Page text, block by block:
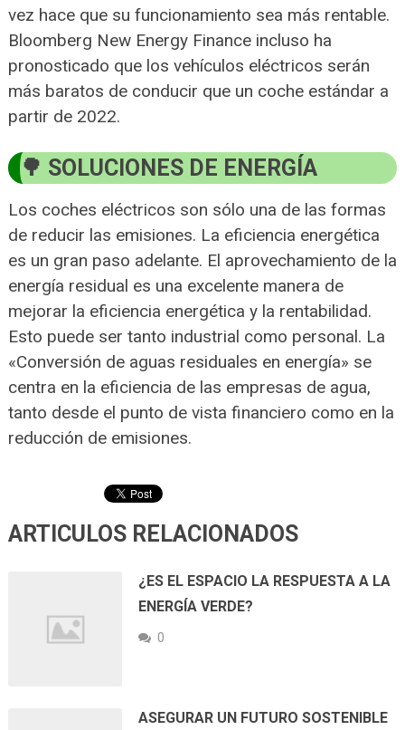
vez hace que su funcionamiento sea más rentable.
Bloomberg New Energy Finance incluso ha
pronosticado que los vehículos eléctricos serán
más baratos de conducir que un coche estándar a
partir de 2022.
SOLUCIONES DE ENERGÍA
Los coches eléctricos son sólo una de las formas
de reducir las emisiones. La eficiencia energética
es un gran paso adelante. El aprovechamiento de la
energía residual es una excelente manera de
mejorar la eficiencia energética y la rentabilidad.
Esto puede ser tanto industrial como personal. La
«Conversión de aguas residuales en energía» se
centra en la eficiencia de las empresas de agua,
tanto desde el punto de vista financiero como en la
reducción de emisiones.
ARTICULOS RELACIONADOS
¿ES EL ESPACIO LA RESPUESTA A LA
ENERGÍA VERDE?
0
ASEGURAR UN FUTURO SOSTENIBLE